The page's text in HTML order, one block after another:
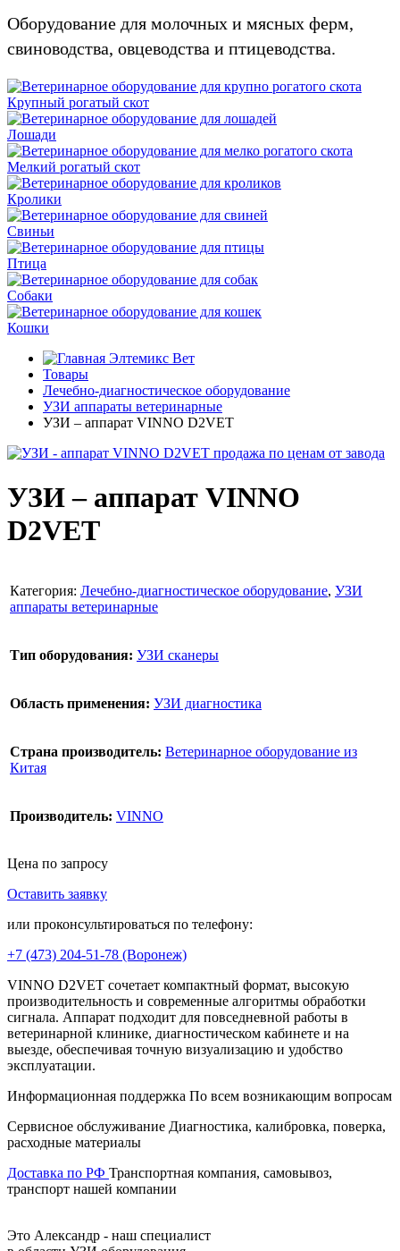
Оборудование для молочных и мясных ферм,
свиноводства, овцеводства и птицеводства.
Крупный рогатый скот
Лошади
Мелкий рогатый скот
Кролики
Свиньи
Птица
Собаки
Кошки
Элтемикс Вет
Товары
Лечебно-диагностическое оборудование
УЗИ аппараты ветеринарные
УЗИ – аппарат VINNO D2VET
УЗИ – аппарат VINNO
D2VET
Категория: Лечебно-диагностическое оборудование, УЗИ
аппараты ветеринарные
Тип оборудования: УЗИ сканеры
Область применения: УЗИ диагностика
Страна производитель: Ветеринарное оборудование из
Китая
Производитель: VINNO
Цена по запросу
Оставить заявку
или проконсультироваться по телефону:
+7 (473) 204-51-78 (Воронеж)
VINNO D2VET сочетает компактный формат, высокую
производительность и современные алгоритмы обработки
сигнала. Аппарат подходит для повседневной работы в
ветеринарной клинике, диагностическом кабинете и на
выезде, обеспечивая точную визуализацию и удобство
эксплуатации.
Информационная поддержка По всем возникающим вопросам
Сервисное обслуживание Диагностика, калибровка, поверка,
расходные материалы
Доставка по РФ Транспортная компания, самовывоз,
транспорт нашей компании
Это Александр - наш специалист